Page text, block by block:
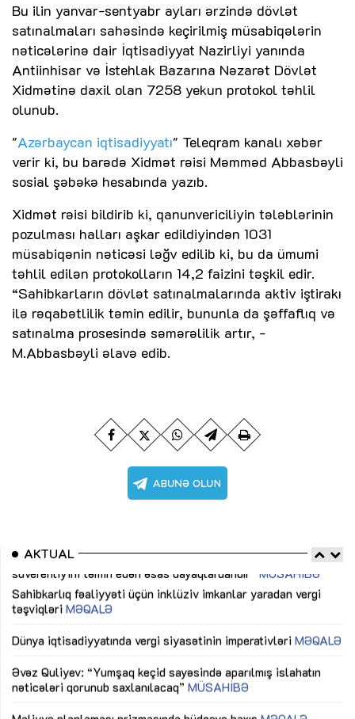
Bu ilin yanvar-sentyabr ayları ərzində dövlət
satınalmaları sahəsində keçirilmiş müsabiqələrin
nəticələrinə dair İqtisadiyyat Nazirliyi yanında
Antiinhisar və İstehlak Bazarına Nəzarət Dövlət
Xidmətinə daxil olan 7258 yekun protokol təhlil
olunub.
"Azərbaycan iqtisadiyyatı" Teleqram kanalı xəbər
verir ki, bu barədə Xidmət rəisi Məmməd Abbasbəyli
sosial şəbəkə hesabında yazıb.
Xidmət rəisi bildirib ki, qanunvericiliyin tələblərinin
pozulması halları aşkar edildiyindən 1031
müsabiqənin nəticəsi ləğv edilib ki, bu da ümumi
təhlil edilən protokolların 14,2 faizini təşkil edir.
“Sahibkarların dövlət satınalmalarında aktiv iştirakı
ilə rəqabətlilik təmin edilir, bununla da şəffaflıq və
satınalma prosesində səmərəlilik artır, -
M.Abbasbəyli əlavə edib.
AKTUAL
Sahibkarlıq fəaliyyəti üçün inklüziv imkanlar yaradan vergi
təşviqləriMƏQALƏ
nəticələri qorunub saxlanılacaq”MÜSAHİBƏ